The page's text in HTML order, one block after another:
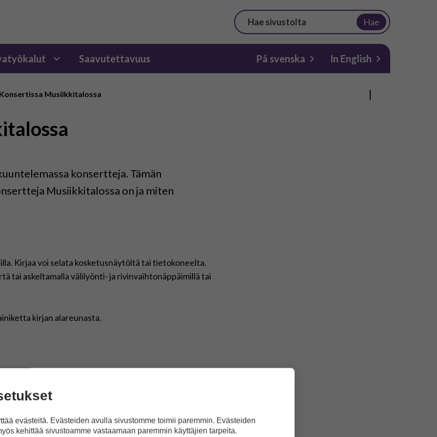
Hae
Saavutettavuus På svenska In English
Konsertissa Musiikkitalossa
konsertteja. Tämän
Musiikkitalossa on ja miten
Kirjaa voi selata kosketusnäytöltä tai tietokoneelta.
tai askeltamalla välilyönti- ja rivinvaihtonäppäimillä tai
kirjan alareunasta.
Taideyliopiston Sibelius-akatemia / Heikki Tuuli,
evästeitä. Evästeiden avulla sivustomme toimii paremmin. Evästeiden
kehittää sivustoamme vastaamaan paremmin käyttäjien tarpeita.